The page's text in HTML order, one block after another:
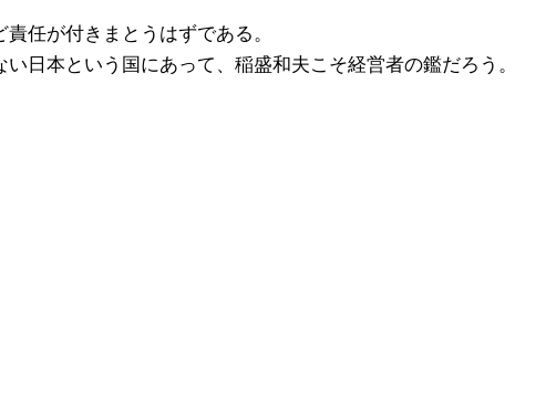
任が付きまとうはずである。
日本という国にあって、稲盛和夫こそ経営者の鑑だろう。